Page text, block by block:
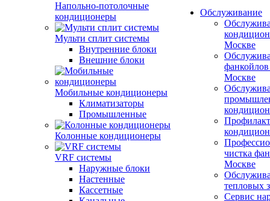
Напольно-потолочные
кондиционеры
Мульти сплит системы
Внутренние блоки
Внешние блоки
Мобильные кондиционеры
Климатизаторы
Промышленные
Колонные кондиционеры
VRF системы
Наружные блоки
Настенные
Кассетные
Обслуживание
Москве
Москве
чистка
Москве
тепловых
Сервис